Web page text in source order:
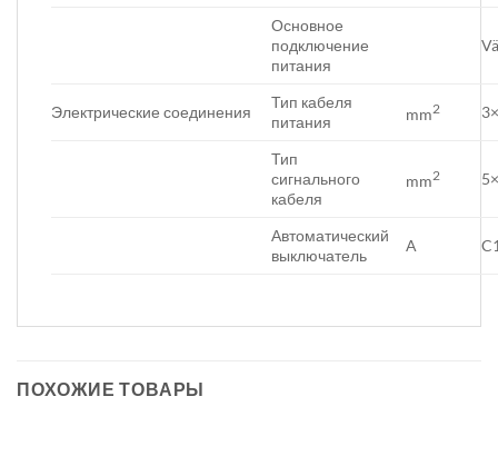
Основное
подключение
питания
Электрические соединения
Тип кабеля
питания
mm2
Тип
сигнального
кабеля
mm2
Автоматический
выключатель
A
ПОХОЖИЕ ТОВАРЫ